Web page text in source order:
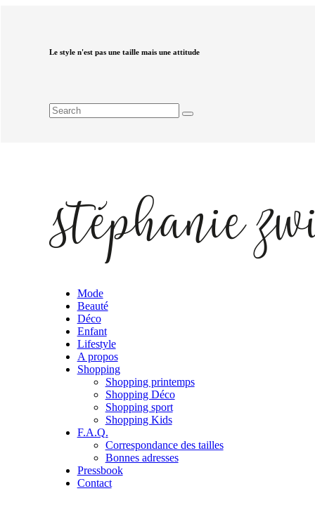
Le style n'est pas une taille mais une attitude
Mode
Beauté
Déco
Enfant
Lifestyle
A propos
Shopping
Shopping printemps
Shopping Déco
Shopping sport
Shopping Kids
F.A.Q.
Correspondance des tailles
Bonnes adresses
Pressbook
Contact